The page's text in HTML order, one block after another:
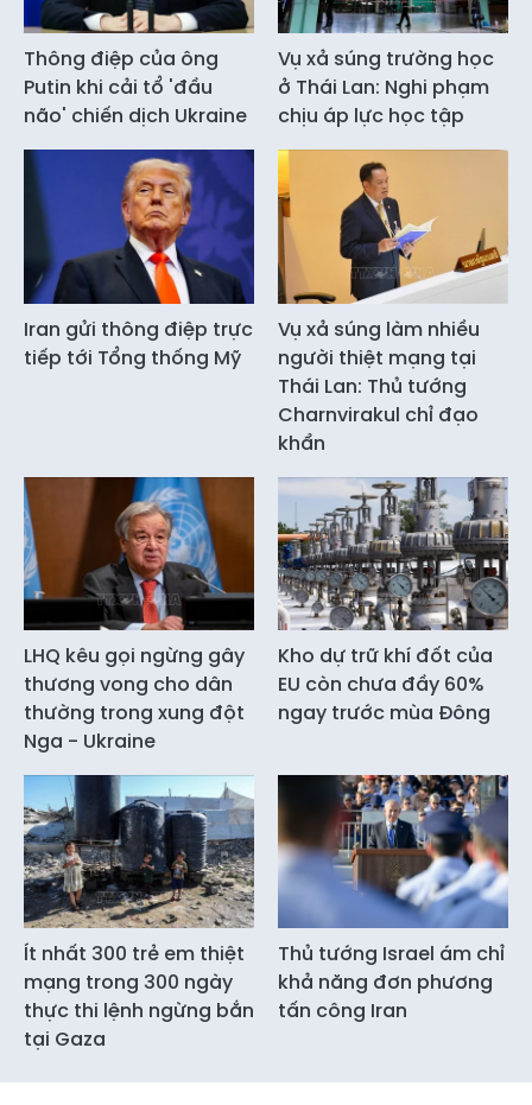
Thông điệp của ông
Putin khi cải tổ 'đầu
não' chiến dịch Ukraine
Vụ xả súng trường học
ở Thái Lan: Nghi phạm
chịu áp lực học tập
Iran gửi thông điệp trực
tiếp tới Tổng thống Mỹ
Vụ xả súng làm nhiều
người thiệt mạng tại
Thái Lan: Thủ tướng
Charnvirakul chỉ đạo
khẩn
LHQ kêu gọi ngừng gây
thương vong cho dân
thường trong xung đột
Nga - Ukraine
Kho dự trữ khí đốt của
EU còn chưa đầy 60%
ngay trước mùa Đông
Ít nhất 300 trẻ em thiệt
mạng trong 300 ngày
thực thi lệnh ngừng bắn
tại Gaza
Thủ tướng Israel ám chỉ
khả năng đơn phương
tấn công Iran